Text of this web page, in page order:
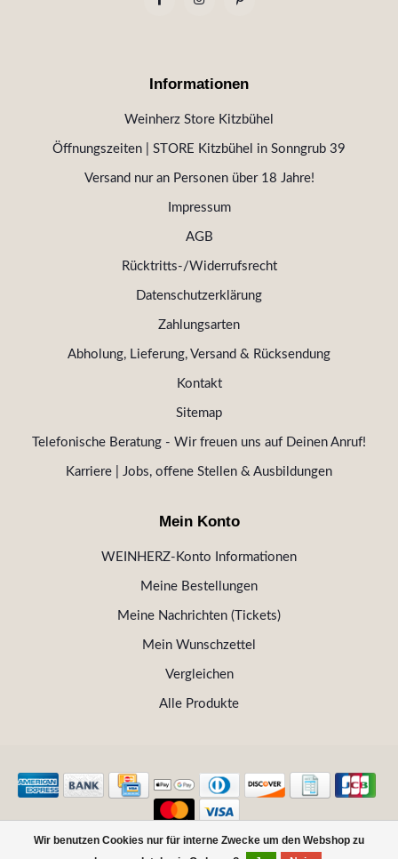
Wir benutzen Cookies nur für interne Zwecke um den Webshop zu
Informationen
Weinherz Store Kitzbühel
Öffnungszeiten | STORE Kitzbühel in Sonngrub 39
Versand nur an Personen über 18 Jahre!
Impressum
AGB
Rücktritts-/Widerrufsrecht
Datenschutzerklärung
Zahlungsarten
Abholung, Lieferung, Versand & Rücksendung
Kontakt
Sitemap
Telefonische Beratung - Wir freuen uns auf Deinen Anruf!
Karriere | Jobs, offene Stellen & Ausbildungen
Mein Konto
WEINHERZ-Konto Informationen
Meine Bestellungen
Meine Nachrichten (Tickets)
Mein Wunschzettel
Vergleichen
Alle Produkte
© Copyright 2026 WEINHERZ Kitzbühel - Die VINOTHEK in